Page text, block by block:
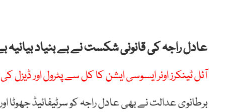
عادل راجہ کی قانونی شکست نے بے بنیاد بیانیہ
آئل ٹینکرز اونر ایسوسی ایشن کا کل سے پٹرول اور ڈیزل
برطانوی عدالت نے بھی عادل راجہ کو سرٹیفائیڈ جھوٹا